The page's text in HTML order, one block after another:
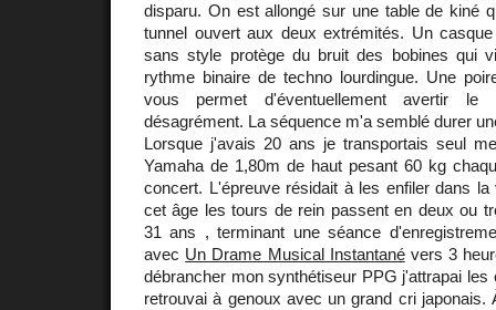
disparu. On est allongé sur une table de kiné
tunnel ouvert aux deux extrémités. Un
sans style protège du bruit des bobines qui
rythme binaire de techno lourdingue. Une
vous permet d'éventuellement avertir le
désagrément. La séquence m'a semblé durer
Lorsque j'avais 20 ans je transportais seul
Yamaha de 1,80m de haut pesant 60 kg
concert. L'épreuve résidait à les enfiler dans
cet âge les tours de rein passent en deux ou
31 ans , terminant une séance
avec Un Drame Musical Instantanévers 3
débrancher mon synthétiseur PPG j'attrapai
retrouvai à genoux avec un grand cri japonais.